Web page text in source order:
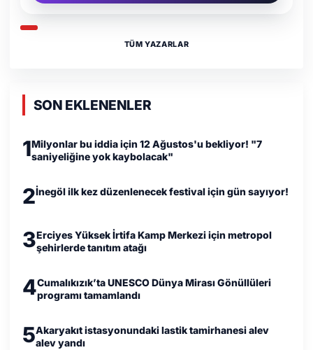
TÜM YAZARLAR
SON EKLENENLER
1Milyonlar bu iddia için 12 Ağustos'u bekliyor! "7
saniyeliğine yok kaybolacak"
2İnegöl ilk kez düzenlenecek festival için gün sayıyor!
3Erciyes Yüksek İrtifa Kamp Merkezi için metropol
şehirlerde tanıtım atağı
4Cumalıkızık’ta UNESCO Dünya Mirası Gönüllüleri
programı tamamlandı
5Akaryakıt istasyonundaki lastik tamirhanesi alev
alev yandı